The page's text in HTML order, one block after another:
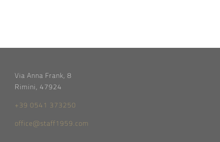
Via Anna Frank, 8
Rimini, 47924
+39 0541 373250
office@staff1959.com